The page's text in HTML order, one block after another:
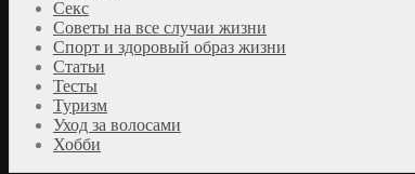
Секс
Советы на все случаи жизни
Спорт и здоровый образ жизни
Статьи
Тесты
Туризм
Уход за волосами
Хобби